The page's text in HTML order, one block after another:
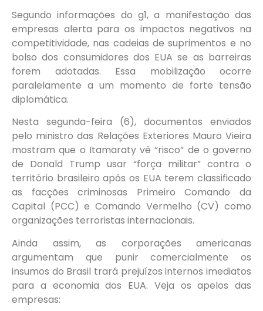
Segundo informações do g1, a manifestação das
empresas alerta para os impactos negativos na
competitividade, nas cadeias de suprimentos e no
bolso dos consumidores dos EUA se as barreiras
forem adotadas. Essa mobilização ocorre
paralelamente a um momento de forte tensão
diplomática.
Nesta segunda-feira (6), documentos enviados
pelo ministro das Relações Exteriores Mauro Vieira
mostram que o Itamaraty vê “risco” de o governo
de Donald Trump usar “força militar” contra o
território brasileiro após os EUA terem classificado
as facções criminosas Primeiro Comando da
Capital (PCC) e Comando Vermelho (CV) como
organizações terroristas internacionais.
Ainda assim, as corporações americanas
argumentam que punir comercialmente os
insumos do Brasil trará prejuízos internos imediatos
para a economia dos EUA. Veja os apelos das
empresas: